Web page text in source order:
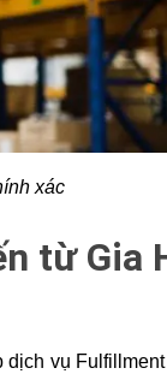
xác
từ Gia
vụ